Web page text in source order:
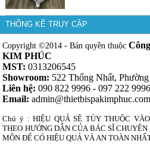
THỐNG KÊ TRUY CẬP
Copyright ©2014 - Bản quyền thuộc
KIM PHÚC
MST: 0313206545
Showroom: 522 Thống Nhất,
Liên hệ: 090 822 9996 - 097 222 9996
Email: admin@thietbispakimphuc.com
Chú ý : HIỆU QUẢ SẼ TÙY THUỘC
THEO HƯỚNG DẪN CỦA BÁC SĨ
MÔN ĐỂ CÓ HIỆU QUẢ VÀ AN TOÀN